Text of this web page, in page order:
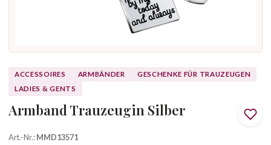
ACCESSOIRES ARMBÄNDER
GESCHENKE FÜR TRAUZEUGEN
LADIES & GENTS
Armband Trauzeugin Silber
Art.-Nr.:MMD13571